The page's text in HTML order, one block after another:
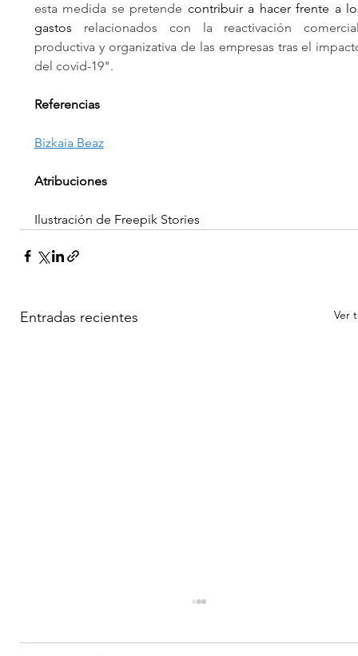
esta medida se pretende contribuir a hacer frente a
gastos
relacionados con la reactivación
productiva y organizativa de las empresas tras el
del covid-19".
Referencias
Bizkaia Beaz
Atribuciones
Ilustración de Freepik Stories
Entradas recientes Ver